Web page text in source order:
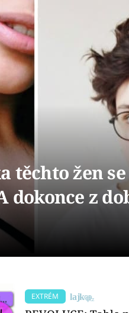
těchto žen
z
EXTRÉM